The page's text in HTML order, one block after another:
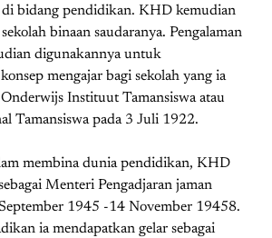
di bidang pendidikan. KHD kemudian
binaan saudaranya. Pengalaman
digunakannya untuk
mengajar bagi sekolah yang ia
Instituut Tamansiswa atau
Tamansiswa pada 3 Juli 1922.
membina dunia pendidikan, KHD
Menteri Pengadjaran jaman
1945 -14 November 19458.
ia mendapatkan gelar sebagai